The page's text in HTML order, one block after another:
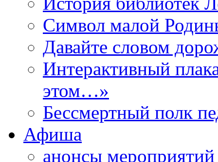
Символ малой
Давайте словом
Интерактивный
этом…»
Бессмертный полк
Афиша
анонсы мероприятий